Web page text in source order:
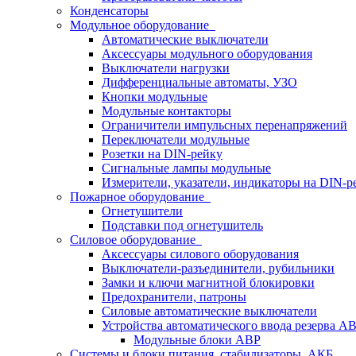
Конденсаторы
Модульное оборудование
Автоматические выключатели
Аксессуары модульного оборудования
Выключатели нагрузки
Дифференциальные автоматы, УЗО
Кнопки модульные
Модульные контакторы
Ограничители импульсных перенапряжений
Переключатели модульные
Розетки на DIN-рейку
Сигнальные лампы модульные
Измерители, указатели, индикаторы на DIN-
Пожарное оборудование
Огнетушители
Подставки под огнетушитель
Силовое оборудование
Аксессуары силового оборудования
Выключатели-разъединители, рубильники
Замки и ключи магнитной блокировки
Предохранители, патроны
Силовые автоматические выключатели
Устройства автоматического ввода резерва
Модульные блоки АВР